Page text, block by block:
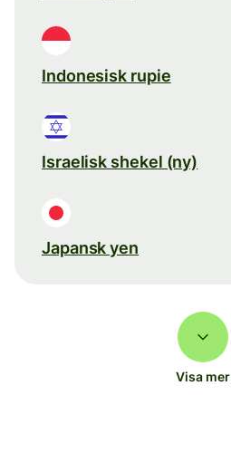
Indonesisk rupie
Israelisk shekel (ny)
Japansk yen
Visa mer